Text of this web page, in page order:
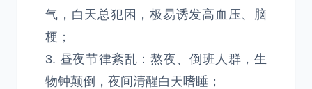
气，白天总犯困，极易诱发高血压、脑
梗；
3. 昼夜节律紊乱：熬夜、倒班人群，生
物钟颠倒，夜间清醒白天嗜睡；